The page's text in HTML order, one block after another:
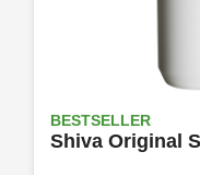
BESTSELLER